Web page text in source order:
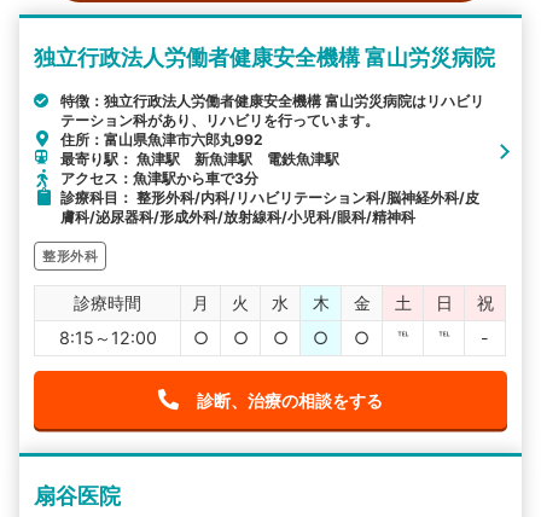
独立行政法人労働者健康安全機構 富山労災病院
特徴：独立行政法人労働者健康安全機構 富山労災病院はリハビリ
テーション科があり、リハビリを行っています。
住所：富山県魚津市六郎丸992
最寄り駅： 魚津駅 新魚津駅 電鉄魚津駅
アクセス：魚津駅から車で3分
診療科目： 整形外科/内科/リハビリテーション科/脳神経外科/皮
膚科/泌尿器科/形成外科/放射線科/小児科/眼科/精神科
整形外科
診療時間 月 火 水 木 金 土 日
祝
8:15～12:00
○ ○ ○ ○ ○ ℡ ℡ -
診断、治療の相談をする
扇谷医院